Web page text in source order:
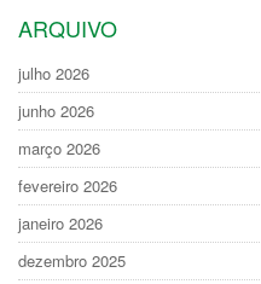
ARQUIVO
julho 2026
junho 2026
março 2026
fevereiro 2026
janeiro 2026
dezembro 2025